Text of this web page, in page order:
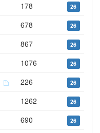
178 26
678 26
867 26
1076 26
226 26
1262 26
690 26